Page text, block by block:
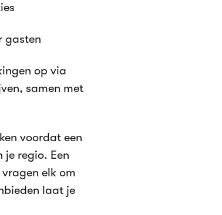
gasten
op via
samen met
voordat een
regio. Een
elk om
laat je